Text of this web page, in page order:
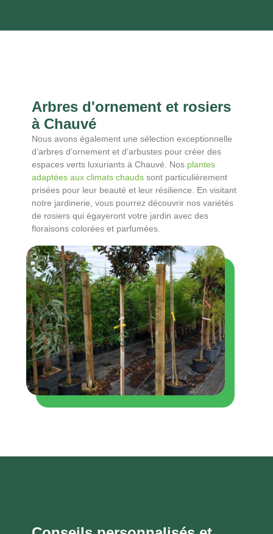
Arbres d'ornement et rosiers
à Chauvé
Nous avons également une sélection exceptionnelle
d’arbres d’ornement et d’arbustes pour créer des
espaces verts luxuriants à Chauvé. Nos plantes
adaptées aux climats chaudssont particulièrement
prisées pour leur beauté et leur résilience. En visitant
notre jardinerie, vous pourrez découvrir nos variétés
de rosiers qui égayeront votre jardin avec des
floraisons colorées et parfumées.